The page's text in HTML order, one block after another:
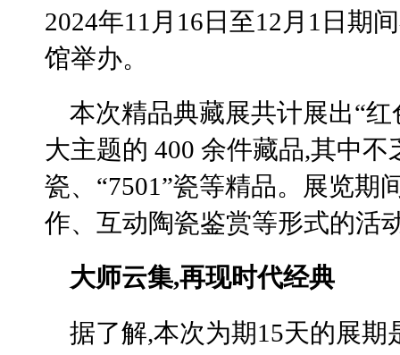
2024年11月16日至12月1日期
馆举办。
本次精品典藏展共计展出“
大主题的 400 余件藏品,其中不
瓷、“7501”瓷等精品。展览期
作、互动陶瓷鉴赏等形式的活
大师云集,再现时代经典
据了解,本次为期15天的展